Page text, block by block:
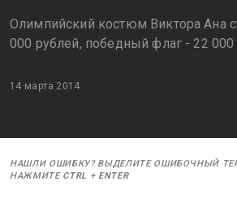
Олимпийский костюм Виктора Ана
000 рублей, победный флаг - 22 000
14 марта 2014
НАШЛИ ОШИБКУ? ВЫДЕЛИТЕ ОШИБОЧНЫЙ
НАЖМИТЕ CTRL + ENTER